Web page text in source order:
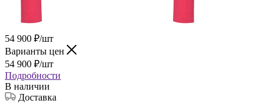
54 900 ₽/шт
Варианты цен
54 900 ₽/шт
Подробности
В наличии
Доставка